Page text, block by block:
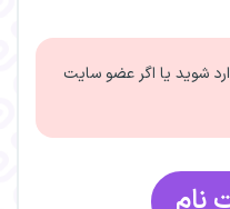
شوید یا اگر عضو سایت